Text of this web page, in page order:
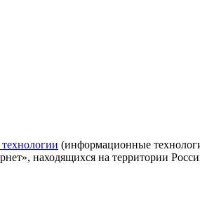
(информационные
находящихся на территории